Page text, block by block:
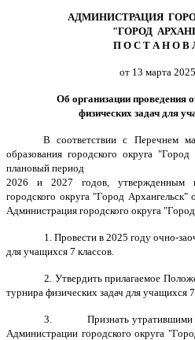
АДМИНИСТРАЦИЯ
"ГОРОД
П О С Т А Н О В
от 13 марта
Об организации проведения
физических задач для
В соответствии с Перечнем
образования городского округа
плановый период
2026 и 2027 годов, утвержденным
городского округа "Город
Администрация городского округа
1. Провести в 2025 году очно-
для учащихся 7 классов.
2. Утвердить прилагаемое
турнира физических задач для учащихся
3. Признать утратившими
Администрации городского округа